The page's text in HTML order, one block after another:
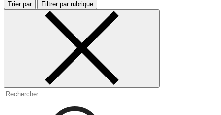
Trier par Filtrer par rubrique